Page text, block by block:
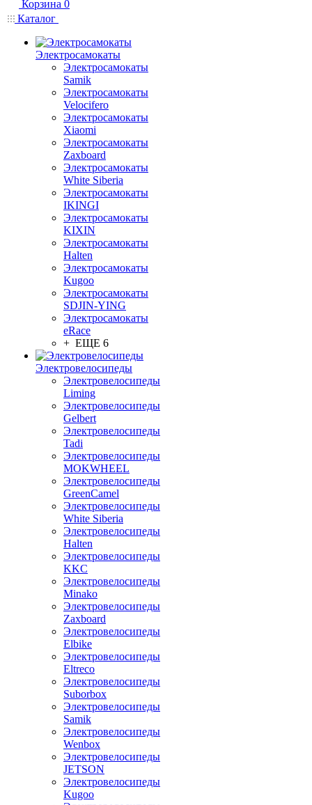
Корзина 0
Каталог
Электросамокаты
Электросамокаты
Samik
Электросамокаты
Velocifero
Электросамокаты
Xiaomi
Электросамокаты
Zaxboard
Электросамокаты
White Siberia
Электросамокаты
IKINGI
Электросамокаты
KIXIN
Электросамокаты
Halten
Электросамокаты
Kugoo
Электросамокаты
SDJIN-YING
Электросамокаты
eRace
+ ЕЩЕ 6
Электровелосипеды
Электровелосипеды
Liming
Электровелосипеды
Gelbert
Электровелосипеды
Tadi
Электровелосипеды
MOKWHEEL
Электровелосипеды
GreenCamel
Электровелосипеды
White Siberia
Электровелосипеды
Halten
Электровелосипеды
KKC
Электровелосипеды
Minako
Электровелосипеды
Zaxboard
Электровелосипеды
Elbike
Электровелосипеды
Eltreco
Электровелосипеды
Suborbox
Электровелосипеды
Samik
Электровелосипеды
Wenbox
Электровелосипеды
JETSON
Электровелосипеды
Kugoo